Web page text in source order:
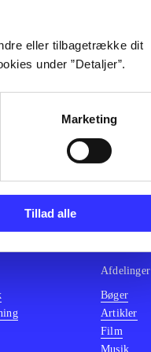
eller tilbagetrække dit
under ”Detaljer”.
Marketing
Tillad alle
Afdelinger
Bøger
Artikler
Film
Musik